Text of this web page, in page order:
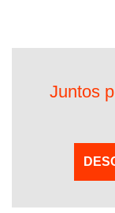
Juntos